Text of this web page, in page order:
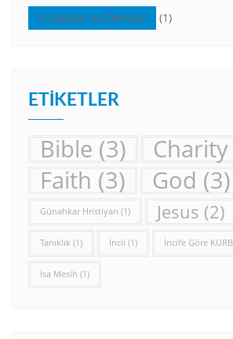
Vaazlar ve Dersler (1)
ETIKETLER
Bible (3) Charity
Faith (3) God (3)
Günahkar Hristiyan (1) Jesus (2)
Tanıklık (1) İncil (1) İncil’e Göre
İsa Mesih (1)